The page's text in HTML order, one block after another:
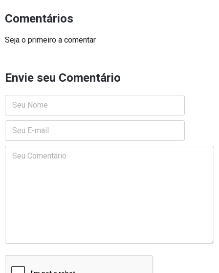
Comentários
Seja o primeiro a comentar
Envie seu Comentário